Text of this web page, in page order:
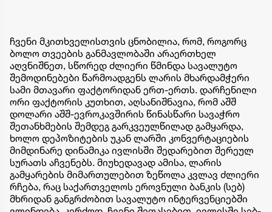
ჩვენი მკითხველისთვის ცნობილია, რომ, როგორც
ბოლო თვეების განმავლობაში არაერთხელ
აღვნიშნეთ, სწორედ ძლიერი წმინდა სავალუტო
შემოდინებები წარმოადგენს ლარის მხარდამჭერი
სამი მთავარი ფაქტორიდან ერთ-ერთს. დარჩენილი
ორი ფაქტორის კუთხით, აღსანიშნავია, რომ აშშ
დოლარი აშშ-ევროკავშირის წინასწარი სავაჭრო
შეთანხმების შემდეგ გარკვეულწილად გამყარდა,
ხოლო დეპოზიტების უკან ლარში კონვერტაციების
მიმდინარე დინამიკა ივლისში შედარებით შერეულ
სურათს აჩვენებს. მიუხედავად ამისა, ლარის
გამყარების მიმართულებით ზეწოლა კვლავ ძლიერი
რჩება, რაც საქართველოს ეროვნული ბანკის (სებ)
მხრიდან განგრძობით სავალუტო ინტერვენციებში